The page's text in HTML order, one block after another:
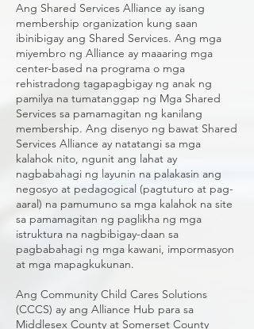
Ang Shared Services Alliance ay isang
membership organization kung saan
ibinibigay ang Shared Services. Ang mga
miyembro ng Alliance ay maaaring mga
center-based na programa o mga
rehistradong tagapagbigay ng anak ng
pamilya na tumatanggap ng Mga Shared
Services sa pamamagitan ng kanilang
membership. Ang disenyo ng bawat Shared
Services Alliance ay natatangi sa mga
kalahok nito, ngunit ang lahat ay
nagbabahagi ng layunin na palakasin ang
negosyo at pedagogical (pagtuturo at pag-
aaral) na pamumuno sa mga kalahok na site
sa pamamagitan ng paglikha ng mga
istruktura na nagbibigay-daan sa
pagbabahagi ng mga kawani, impormasyon
at mga mapagkukunan.
Ang Community Child Cares Solutions
(CCCS) ay ang Alliance Hub para sa
Middlesex County at Somerset County